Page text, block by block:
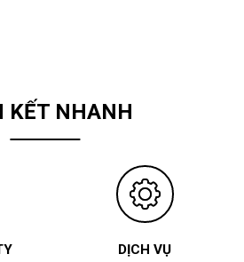
KẾT NHANH
DỊCH VỤ